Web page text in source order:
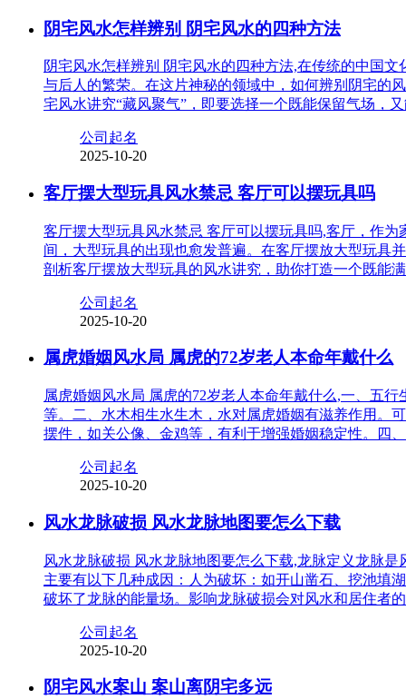
阴宅风水怎样辨别 阴宅风水的四种方法
阴宅风水怎样辨别 阴宅风水的四种方法,在传统的中国
与后人的繁荣。在这片神秘的领域中，如何辨别阴宅的
宅风水讲究“藏风聚气”，即要选择一个既能保留气场，
公司起名
2025-10-20
客厅摆大型玩具风水禁忌 客厅可以摆玩具吗
客厅摆大型玩具风水禁忌 客厅可以摆玩具吗,客厅，作
间，大型玩具的出现也愈发普遍。在客厅摆放大型玩具
剖析客厅摆放大型玩具的风水讲究，助你打造一个既能
公司起名
2025-10-20
属虎婚姻风水局 属虎的72岁老人本命年戴什么
属虎婚姻风水局 属虎的72岁老人本命年戴什么,一、五
等。二、水木相生水生木，水对属虎婚姻有滋养作用。
摆件，如关公像、金鸡等，有利于增强婚姻稳定性。四
公司起名
2025-10-20
风水龙脉破损 风水龙脉地图要怎么下载
风水龙脉破损 风水龙脉地图要怎么下载,龙脉定义龙脉
主要有以下几种成因：人为破坏：如开山凿石、挖池填
破坏了龙脉的能量场。影响龙脉破损会对风水和居住者
公司起名
2025-10-20
阴宅风水案山 案山离阴宅多远